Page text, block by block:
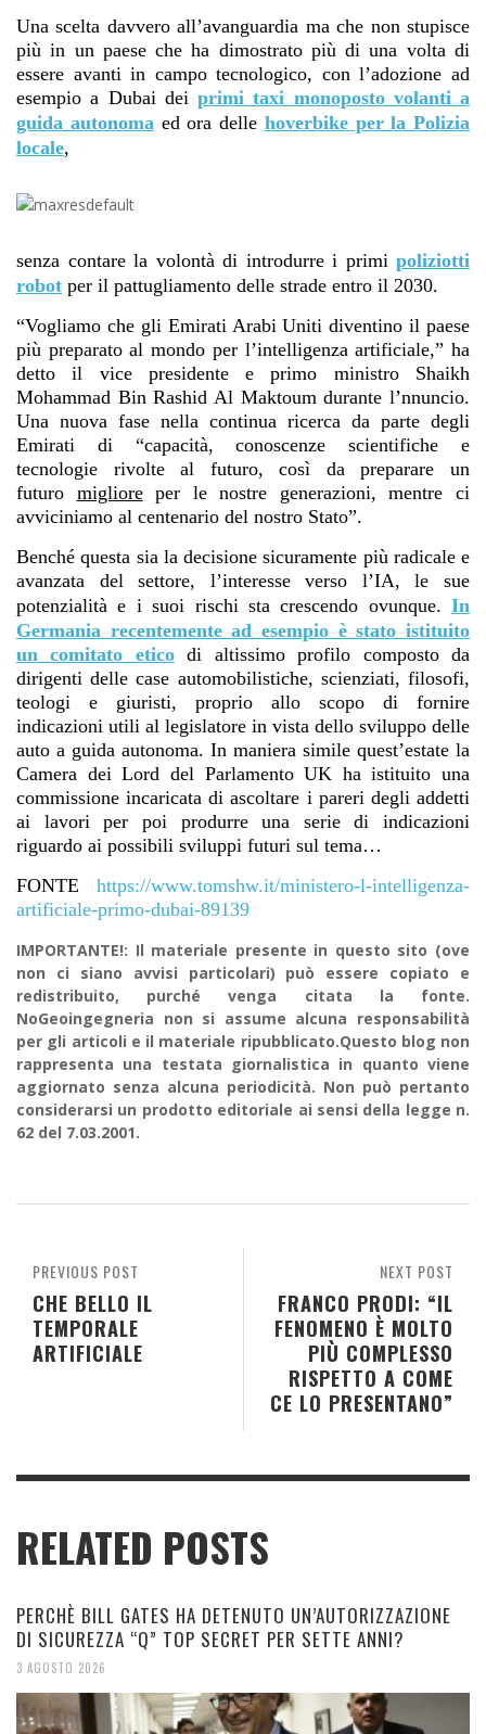
Una scelta davvero all’avanguardia ma che non stupisce
più in un paese che ha dimostrato più di una volta di
essere avanti in campo tecnologico, con l’adozione ad
esempio a Dubai dei primi taxi monoposto volanti a
guida autonoma ed ora delle hoverbike per la Polizia
locale,
senza contare la volontà di introdurre i primi poliziotti
robot per il pattugliamento delle strade entro il 2030.
“Vogliamo che gli Emirati Arabi Uniti diventino il paese
più preparato al mondo per l’intelligenza artificiale,” ha
detto il vice presidente e primo ministro Shaikh
Mohammad Bin Rashid Al Maktoum durante l’nnuncio.
Una nuova fase nella continua ricerca da parte degli
Emirati di “capacità, conoscenze scientifiche e
tecnologie rivolte al futuro, così da preparare un
futuro miglioreper le nostre generazioni, mentre ci
avviciniamo al centenario del nostro Stato”.
Benché questa sia la decisione sicuramente più radicale e
avanzata del settore, l’interesse verso l’IA, le sue
potenzialità e i suoi rischi sta crescendo ovunque. In
Germania recentemente ad esempio è stato istituito
un comitato etico di altissimo profilo composto da
dirigenti delle case automobilistiche, scienziati, filosofi,
teologi e giuristi, proprio allo scopo di fornire
indicazioni utili al legislatore in vista dello sviluppo delle
auto a guida autonoma. In maniera simile quest’estate la
Camera dei Lord del Parlamento UK ha istituito una
commissione incaricata di ascoltare i pareri degli addetti
ai lavori per poi produrre una serie di indicazioni
riguardo ai possibili sviluppi futuri sul tema…
FONTE https://www.tomshw.it/ministero-l-intelligenza-
artificiale-primo-dubai-89139
IMPORTANTE!: Il materiale presente in questo sito (ove
non ci siano avvisi particolari) può essere copiato e
redistribuito, purché venga citata la fonte.
NoGeoingegneria non si assume alcuna responsabilità
per gli articoli e il materiale ripubblicato.Questo blog non
rappresenta una testata giornalistica in quanto viene
aggiornato senza alcuna periodicità. Non può pertanto
considerarsi un prodotto editoriale ai sensi della legge n.
62 del 7.03.2001.
NEXT POST
FRANCO PRODI: “IL
FENOMENO È MOLTO
PIÙ COMPLESSO
RISPETTO A COME
CE LO PRESENTANO”
PREVIOUS POST
CHE BELLO IL
TEMPORALE
ARTIFICIALE
RELATED POSTS
PERCHÈ BILL GATES HA DETENUTO UN’AUTORIZZAZIONE
DI SICUREZZA “Q” TOP SECRET PER SETTE ANNI?
3 AGOSTO 2026